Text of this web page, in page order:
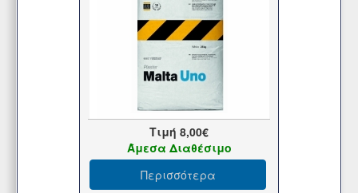
Τιμή 8,00€
Άμεσα Διαθέσιμο
Περισσότερα